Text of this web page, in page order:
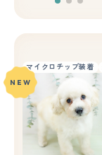
マイクロチップ装着
NEW